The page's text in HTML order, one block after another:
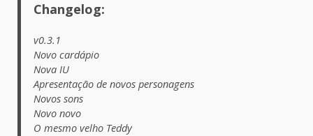
Changelog:
v0.3.1
Novo cardápio
Nova IU
Apresentação de novos personagens
Novos sons
Novo novo
O mesmo velho Teddy